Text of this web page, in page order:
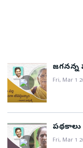
జగనన్న
Fri, Mar 1
పథకాలు
Fri, Mar 1